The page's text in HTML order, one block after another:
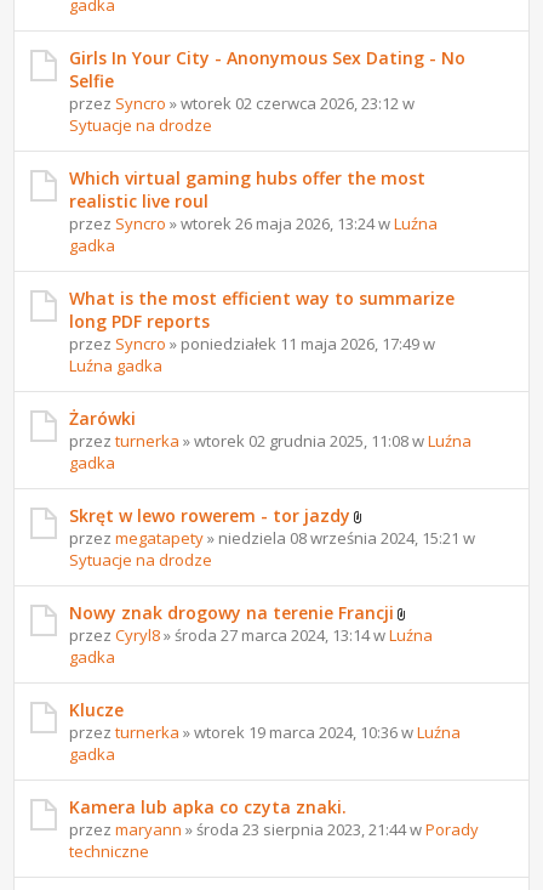
Girls In Your City - Anonymous Sex Dating - No
Selfie
przez Syncro » wtorek 02 czerwca 2026, 23:12 w
Sytuacje na drodze
Which virtual gaming hubs offer the most
realistic live roul
przez Syncro » wtorek 26 maja 2026, 13:24 wLuźna
gadka
What is the most efficient way to summarize
long PDF reports
przez Syncro » poniedziałek 11 maja 2026, 17:49 w
Luźna gadka
Żarówki
przezturnerka » wtorek 02 grudnia 2025, 11:08 wLuźna
gadka
Skręt w lewo rowerem - tor jazdy
przezmegatapety» niedziela 08 września 2024, 15:21 w
Sytuacje na drodze
Nowy znak drogowy na terenie Francji
przezCyryl8» środa 27 marca 2024, 13:14 wLuźna
gadka
Klucze
przezturnerka » wtorek 19 marca 2024, 10:36 wLuźna
gadka
Kamera lub apka co czyta znaki.
przezmaryann » środa 23 sierpnia 2023, 21:44 wPorady
techniczne